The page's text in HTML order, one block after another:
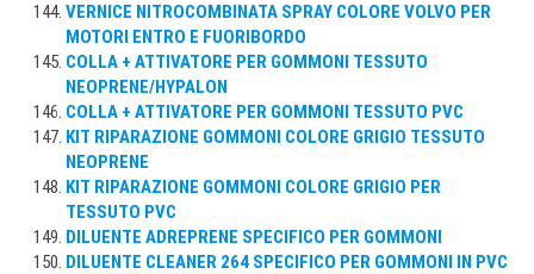
VERNICE NITROCOMBINATA SPRAY COLORE VOLVO PER
MOTORI ENTRO E FUORIBORDO
COLLA + ATTIVATORE PER GOMMONI TESSUTO
NEOPRENE/HYPALON
COLLA + ATTIVATORE PER GOMMONI TESSUTO PVC
KIT RIPARAZIONE GOMMONI COLORE GRIGIO TESSUTO
NEOPRENE
KIT RIPARAZIONE GOMMONI COLORE GRIGIO PER
TESSUTO PVC
DILUENTE ADREPRENE SPECIFICO PER GOMMONI
DILUENTE CLEANER 264 SPECIFICO PER GOMMONI IN PVC